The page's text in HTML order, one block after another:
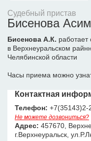
Судебный пристав
Бисенова
Бисенова А.К.
в Верхнеуральском
Челябинской области
Часы приема можно
Контактная
Телефон: +7(35143)2-
Не можете дозвониться?
Адрес: 457670,
г.Верхнеуральск,